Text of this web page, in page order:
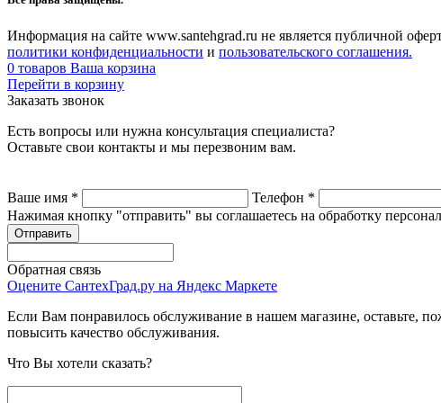
Информация на сайте www.santehgrad.ru не является публичной
политики конфиденциальности и пользовательского соглашения.
0 товаров Ваша корзина
Перейти в корзину
Заказать звонок
Есть вопросы или нужна консультация специалиста?
Оставьте свои контакты и мы перезвоним вам.
Ваше имя * Телефон *
Нажимая кнопку "отправить" вы соглашаетесь на обработку
Обратная связь
Оцените СантехГрад.ру на Яндекс Маркете
Если Вам понравилось обслуживание в нашем магазине, оставьте,
повысить качество обслуживания.
Что Вы хотели сказать?